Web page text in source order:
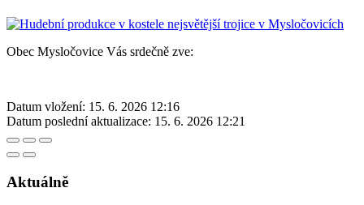
Obec Mysločovice Vás srdečně zve:
Datum vložení: 15. 6. 2026 12:16
Datum poslední aktualizace: 15. 6. 2026 12:21
Aktuálně